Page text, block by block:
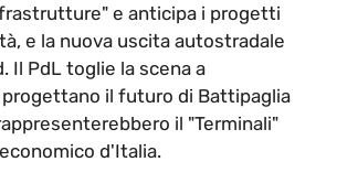
e anticipa i progetti
e la nuova uscita autostradale
Il PdL toglie la scena a
il futuro di Battipaglia
il "Terminali"
d'Italia.